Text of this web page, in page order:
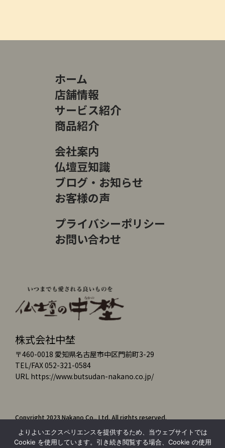
株式会社中埜
〒460-0018 愛知県名古屋市中区門前町3-29
TEL/FAX 052-321-0584
URL https://www.butsudan-nakano.co.jp/
Copyright 2023 Nakano Co., Ltd. All rights reserved.
ホーム
店舗情報
サービス紹介
商品紹介
会社案内
仏壇豆知識
ブログ・お知らせ
お客様の声
プライバシーポリシー
お問い合わせ
よりよいエクスペリエンスを提供するため、当ウェブサイトでは
Cookie を使用しています。引き続き閲覧する場合、Cookie の使用